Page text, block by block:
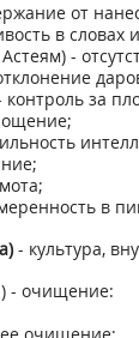
от
в словах
Астеям) -
за
в
- культура,
- очищение: